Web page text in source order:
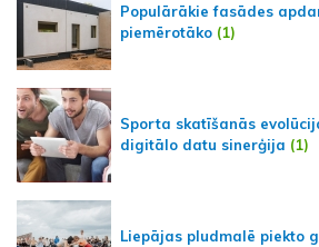
Populārākie fasādes
piemērotāko (1)
Sporta skatīšanās
digitālo datu sinerģija (1)
Liepājas pludmalē piekto